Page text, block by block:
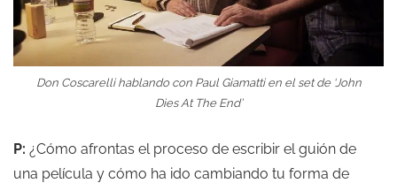
Don Coscarelli hablando con Paul Giamatti en el set de ‘John
Dies At The End’
P: ¿Cómo afrontas el proceso de escribir el guión de
una película y cómo ha ido cambiando tu forma de